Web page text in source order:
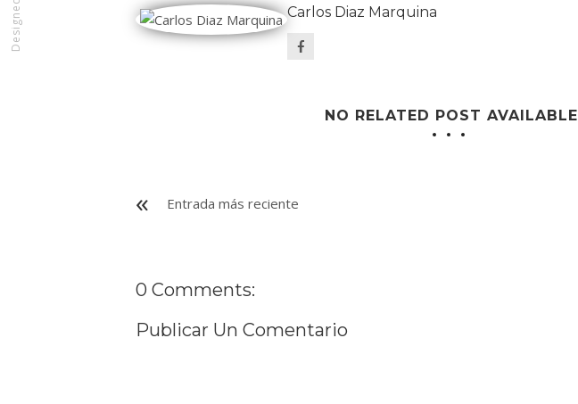
Carlos Diaz Marquina
NO RELATED POST AVAILABLE
Entrada más reciente
0 Comments:
Publicar Un Comentario